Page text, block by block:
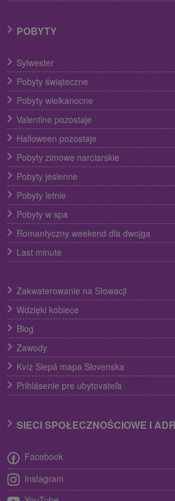
POBYTY
Sylwester
Pobyty świąteczne
Pobyty wielkanocne
Valentine pozostaje
Halloween pozostaje
Pobyty zimowe narciarskie
Pobyty jesienne
Pobyty letnie
Pobyty w spa
Romantyczny weekend dla dwojga
Last minute
Zakwaterowanie na Słowacji
Wdzięki kobiece
Blog
Zawody
Kvíz Slepá mapa Slovenska
Prihlásenie pre ubytovateľa
SIECI SPOŁECZNOŚCIOWE I
Facebook
Instagram